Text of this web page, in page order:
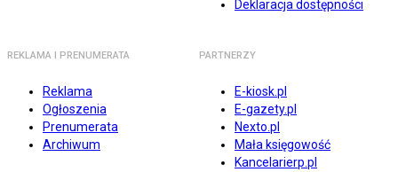
Deklaracja dostępności
REKLAMA I PRENUMERATA
Reklama
Ogłoszenia
Prenumerata
Archiwum
PARTNERZY
E-kiosk.pl
E-gazety.pl
Nexto.pl
Mała księgowość
Kancelarierp.pl